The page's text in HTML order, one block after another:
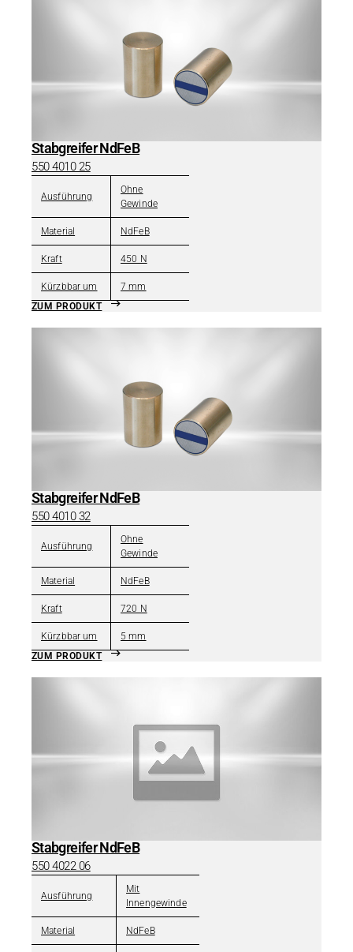
Stabgreifer NdFeB
550 4010 25
Ausführung
Ohne
Gewinde
Material NdFeB
Kraft 450 N
Kürzbbar um
7 mm
ZUM PRODUKT
Stabgreifer NdFeB
550 4010 32
Ausführung
Ohne
Gewinde
Material NdFeB
Kraft 720 N
Kürzbbar um
5 mm
ZUM PRODUKT
Stabgreifer NdFeB
550 4022 06
Ausführung
Mit
Innengewinde
Material NdFeB